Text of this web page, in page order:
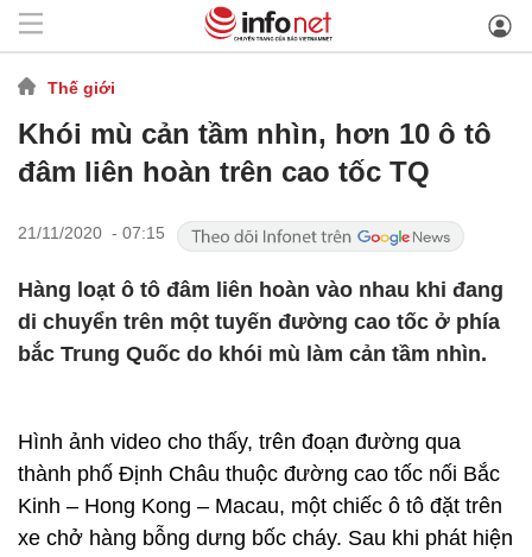
Thế giới
Khói mù cản tầm nhìn, hơn 10 ô tô
đâm liên hoàn trên cao tốc TQ
21/11/2020 - 07:15
Hàng loạt ô tô đâm liên hoàn vào nhau khi đang
di chuyển trên một tuyến đường cao tốc ở phía
bắc Trung Quốc do khói mù làm cản tầm nhìn.
Hình ảnh video cho thấy, trên đoạn đường qua
thành phố Định Châu thuộc đường cao tốc nối Bắc
Kinh – Hong Kong – Macau, một chiếc ô tô đặt trên
xe chở hàng bỗng dưng bốc cháy. Sau khi phát hiện